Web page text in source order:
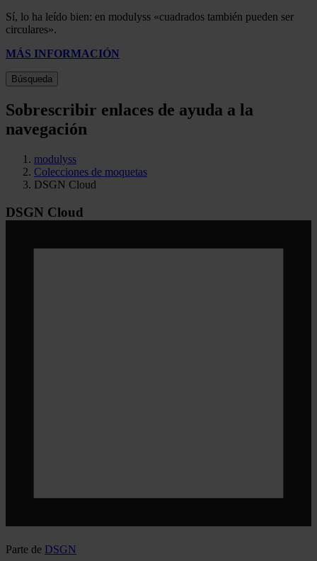
Sí, lo ha leído bien: en modulyss «cuadrados también pueden ser
circulares».
MÁS INFORMACIÓN
Búsqueda
Sobrescribir enlaces de ayuda a la
navegación
modulyss
Colecciones de moquetas
DSGN Cloud
DSGN Cloud
Parte de DSGN